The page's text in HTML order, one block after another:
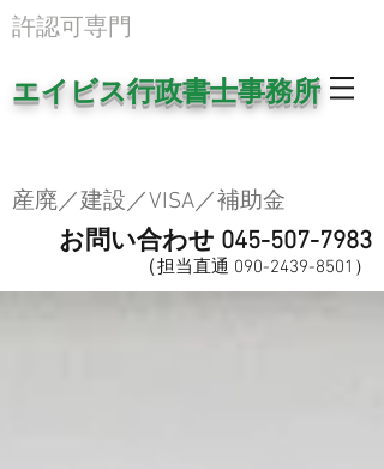
​許認可専門
エイビス行政書士事務所
産廃／建設／VISA／補助金
お問い合わせ 045-507-7983
（担当直通 090-2439-8501 ​）